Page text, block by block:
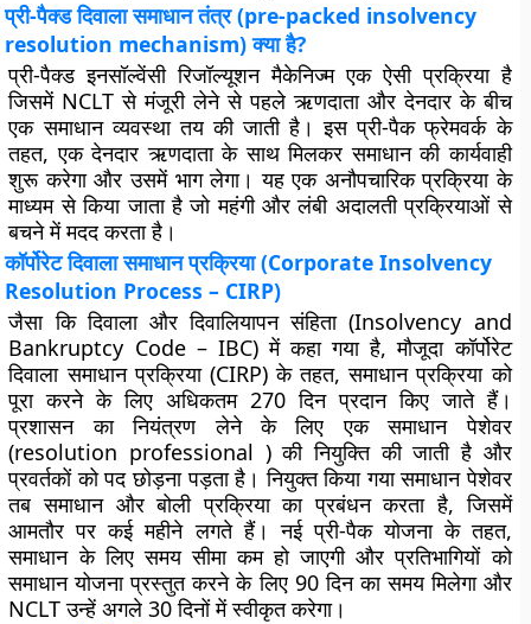
प्री-पैक्ड दिवाला समाधान तंत्र (pre-packed insolvency
resolution mechanism)क्या है?
प्री-पैक्ड इनसॉल्वेंसी रिजॉल्यूशन मैकेनिज्म एक ऐसी प्रक्रिया है
जिसमें NCLT से मंजूरी लेने से पहले ऋणदाता और देनदार के बीच
एक समाधान व्यवस्था तय की जाती है। इस प्री-पैक फ्रेमवर्क के
तहत, एक देनदार ऋणदाता के साथ मिलकर समाधान की कार्यवाही
शुरू करेगा और उसमें भाग लेगा। यह एक अनौपचारिक प्रक्रिया के
माध्यम से किया जाता है जो महंगी और लंबी अदालती प्रक्रियाओं से
बचने में मदद करता है।
कॉर्पोरेट दिवाला समाधान प्रक्रिया (Corporate Insolvency
Resolution Process – CIRP)
जैसा कि दिवाला और दिवालियापन संहिता (Insolvency and
Bankruptcy Code – IBC) में कहा गया है, मौजूदा कॉर्पोरेट
दिवाला समाधान प्रक्रिया (CIRP) के तहत, समाधान प्रक्रिया को
पूरा करने के लिए अधिकतम 270 दिन प्रदान किए जाते हैं।
प्रशासन का नियंत्रण लेने के लिए एक समाधान पेशेवर
(resolution professional ) की नियुक्ति की जाती है और
प्रवर्तकों को पद छोड़ना पड़ता है। नियुक्त किया गया समाधान पेशेवर
तब समाधान और बोली प्रक्रिया का प्रबंधन करता है, जिसमें
आमतौर पर कई महीने लगते हैं। नई प्री-पैक योजना के तहत,
समाधान के लिए समय सीमा कम हो जाएगी और प्रतिभागियों को
समाधान योजना प्रस्तुत करने के लिए 90 दिन का समय मिलेगा और
NCLT उन्हें अगले 30 दिनों में स्वीकृत करेगा।